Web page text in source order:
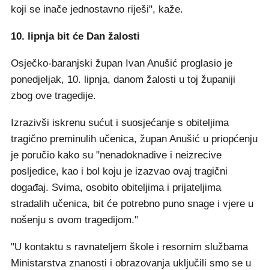
koji se inače jednostavno riješi", kaže.
10. lipnja bit će Dan žalosti
Osječko-baranjski župan Ivan Anušić proglasio je
ponedjeljak, 10. lipnja, danom žalosti u toj županiji
zbog ove tragedije.
Izrazivši iskrenu sućut i suosjećanje s obiteljima
tragično preminulih učenica, župan Anušić u priopćenju
je poručio kako su "nenadoknadive i neizrecive
posljedice, kao i bol koju je izazvao ovaj tragični
događaj. Svima, osobito obiteljima i prijateljima
stradalih učenica, bit će potrebno puno snage i vjere u
nošenju s ovom tragedijom."
"U kontaktu s ravnateljem škole i resornim službama
Ministarstva znanosti i obrazovanja uključili smo se u